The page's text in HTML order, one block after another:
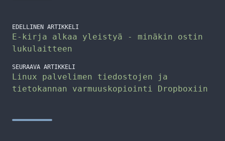
EDELLINEN ARTIKKELI
E-kirja alkaa yleistyä - minäkin ostin
lukulaitteen
SEURAAVA ARTIKKELI
Linux palvelimen tiedostojen ja
tietokannan varmuuskopiointi Dropboxiin